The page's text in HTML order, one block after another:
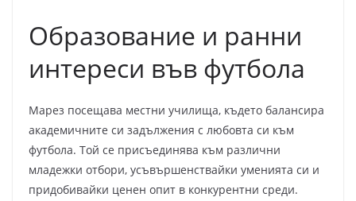
Образование и ранни
интереси във футбола
Марез посещава местни училища, където балансира
академичните си задължения с любовта си към
футбола. Той се присъединява към различни
младежки отбори, усъвършенствайки уменията си и
придобивайки ценен опит в конкурентни среди.